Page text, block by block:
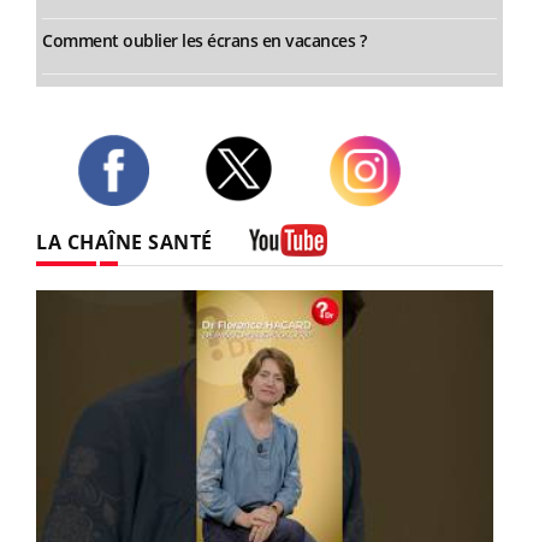
Comment oublier les écrans en vacances ?
LA CHAÎNE SANTÉ